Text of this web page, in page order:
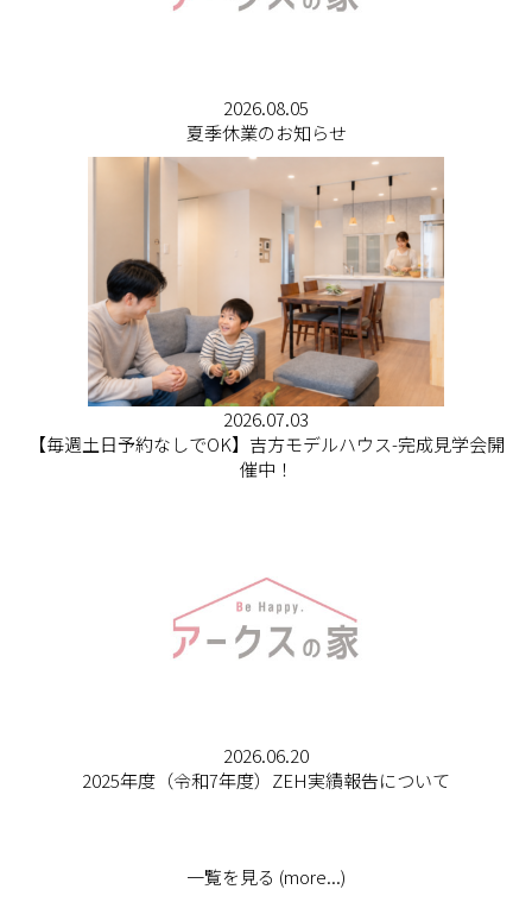
2026.08.05
夏季休業のお知らせ
2026.07.03
【毎週土日予約なしでOK】吉方モデルハウス-完成見学会開
催中！
2026.06.20
2025年度（令和7年度）ZEH実績報告について
一覧を見る (more...)